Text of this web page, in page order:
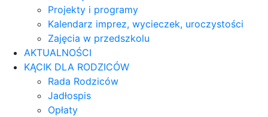
Projekty i programy
Kalendarz imprez, wycieczek, uroczystości
Zajęcia w przedszkolu
AKTUALNOŚCI
KĄCIK DLA RODZICÓW
Rada Rodziców
Jadłospis
Opłaty